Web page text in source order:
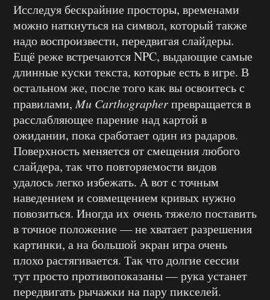
Исследуя бескрайние просторы, временами
можно наткнуться на символ, который также
надо воспроизвести, передвигая слайдеры.
Ещё реже встречаются NPC, выдающие самые
длинные куски текста, которые есть в игре. В
остальном же, после того как вы освоитесь с
правилами,Mu Carthographerпревращается в
расслабляющее парение над картой в
ожидании, пока сработает один из радаров.
Поверхность меняется от смещения любого
слайдера, так что повторяемости видов
удалось легко избежать. А вот с точным
наведением и совмещением кривых нужно
повозиться. Иногда их очень тяжело поставить
в точное положение — не хватает разрешения
картинки, а на большой экран игра очень
плохо растягивается. Так что долгие сессии
тут просто противопоказаны — рука устанет
передвигать рычажки на пару пикселей.